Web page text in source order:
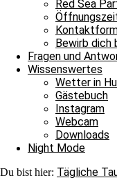
Red Sea
Bewirb dich
Fragen und
Wissenswertes
Wetter in
Gästebuch
Instagram
Webcam
Downloads
Night Mode
Du bist hier: Tägliche
Ganztagesfahrt
Tauchplatz 1: Carlson’s
Tauchplatz 2: Erg
Tauchplatz 3: Balena
An diesem